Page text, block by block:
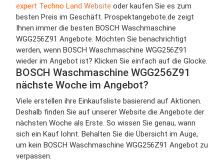
expert Techno Land Website oder kaufen Sie es zum
besten Preis im Geschäft. Prospektangebote.de zeigt
Ihnen immer die besten BOSCH Waschmaschine
WGG256Z91 Angebote. Möchten Sie benachrichtigt
werden, wenn BOSCH Waschmaschine WGG256Z91
wieder im Angebot ist? Klicken Sie einfach auf die Glocke.
BOSCH Waschmaschine WGG256Z91
nächste Woche im Angebot?
Viele erstellen ihre Einkaufsliste basierend auf Aktionen.
Deshalb finden Sie auf unserer Website die Angebote der
nächsten Woche als Erste. So wissen Sie genau, wann
sich ein Kauf lohnt. Behalten Sie die Übersicht im Auge,
um kein BOSCH Waschmaschine WGG256Z91 Angebot zu
verpassen.